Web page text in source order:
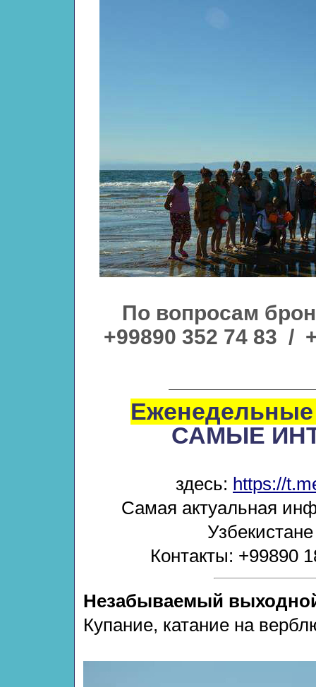
По вопросам
+99890 352 74 83 /
Еженедельные
САМЫЕ
здесь: https://
Самая актуальная
Контакты: +99890
Незабываемый
Купание, катание на